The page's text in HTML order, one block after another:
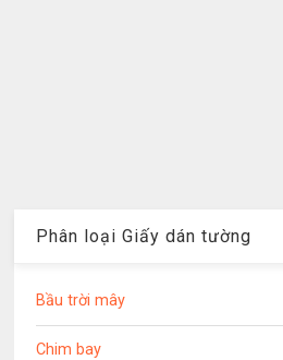
Phân loại Giấy dán tường
Bầu trời mây
Chim bay